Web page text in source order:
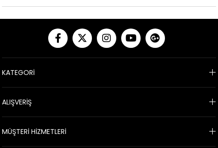
KATEGORİ
ALIŞVERİŞ
MÜŞTERİ HİZMETLERİ